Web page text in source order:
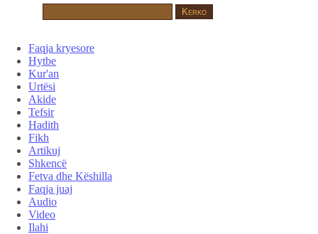
Faqja kryesore
Hytbe
Kur'an
Urtësi
Akide
Tefsir
Hadith
Fikh
Artikuj
Shkencë
Fetva dhe Këshilla
Faqja juaj
Audio
Video
Ilahi